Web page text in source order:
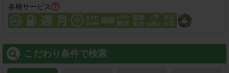
各種サービス
こだわり条件で検索